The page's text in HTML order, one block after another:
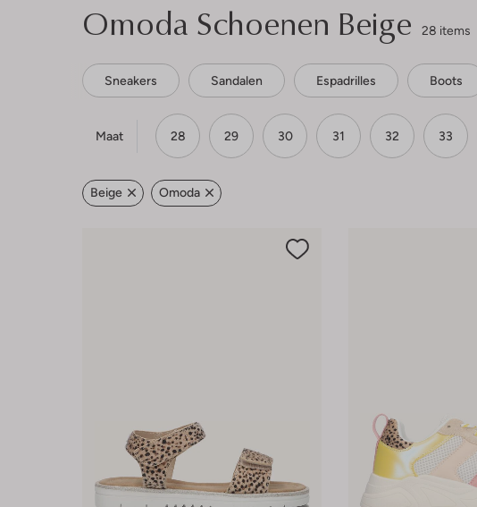
Omoda Schoenen Beige 28 items
Sneakers Sandalen Espadrilles Boots
Maat 28 29 30 31 32 33
Beige Omoda